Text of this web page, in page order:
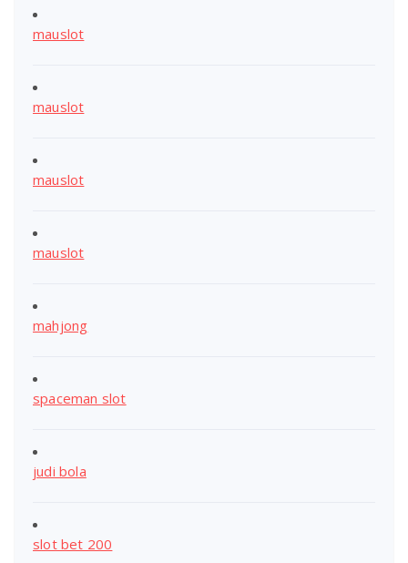
mauslot
mauslot
mauslot
mauslot
mahjong
spaceman slot
judi bola
slot bet 200